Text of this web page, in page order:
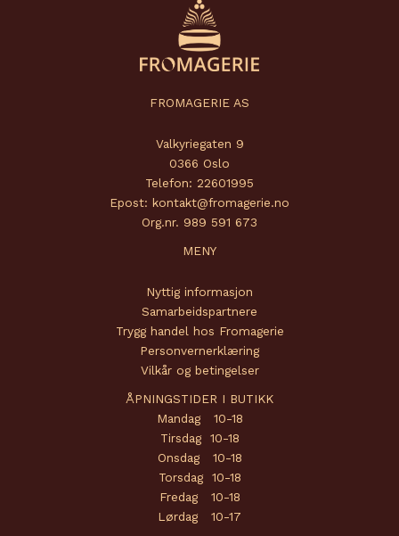
FROMAGERIE AS
Valkyriegaten 9
0366 Oslo
Telefon: 22601995
Epost: kontakt@fromagerie.no
Org.nr. 989 591 673
MENY
Nyttig informasjon
Samarbeidspartnere
Trygg handel hos Fromagerie
Personvernerklæring
Vilkår og betingelser
ÅPNINGSTIDER I BUTIKK
Mandag 10-18
Tirsdag 10-18
Onsdag 10-18
Torsdag 10-18
Fredag 10-18
Lørdag 10-17